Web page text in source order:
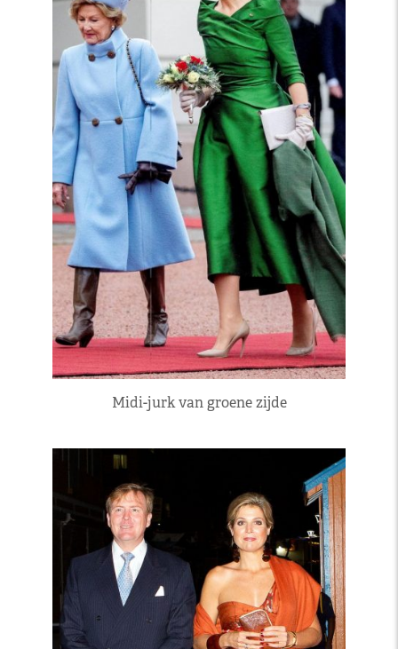
Midi-jurk van groene zijde